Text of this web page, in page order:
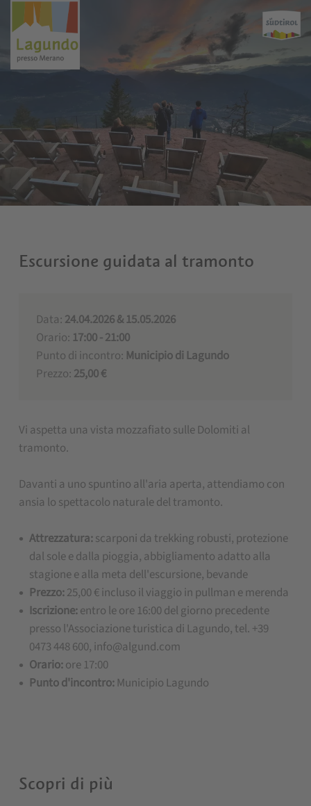
Escursione guidata al tramonto
Data: 24.04.2026 & 15.05.2026
Orario: 17:00 - 21:00
Punto di incontro: Municipio di Lagundo
Prezzo: 25,00 €
Vi aspetta una vista mozzafiato sulle Dolomiti al
tramonto.
Davanti a uno spuntino all'aria aperta, attendiamo con
ansia lo spettacolo naturale del tramonto.
Attrezzatura:scarponi da trekking robusti, protezione
dal sole e dalla pioggia, abbigliamento adatto alla
stagione e alla meta dell'escursione, bevande
Prezzo:25,00 € incluso il viaggio in pullman e merenda
Iscrizione:entro le ore 16:00 del giorno precedente
presso l'Associazione turistica di Lagundo, tel. +39
0473 448 600, info@algund.com
Orario:ore 17:00
Punto d'incontro:Municipio Lagundo
Scopri di più